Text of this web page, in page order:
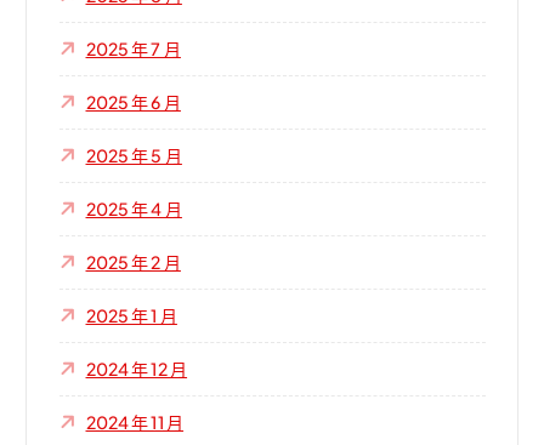
2025 年 7 月
2025 年 6 月
2025 年 5 月
2025 年 4 月
2025 年 2 月
2025 年 1 月
2024 年 12 月
2024 年 11 月